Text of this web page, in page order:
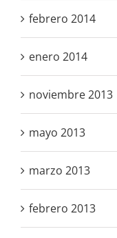
febrero 2014
enero 2014
noviembre 2013
mayo 2013
marzo 2013
febrero 2013